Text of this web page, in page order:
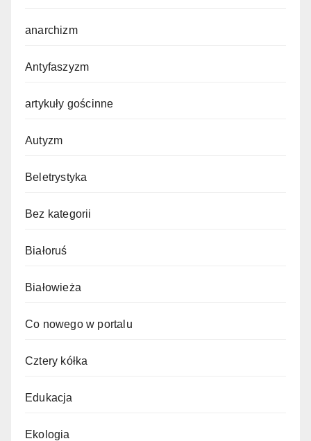
anarchizm
Antyfaszyzm
artykuły gościnne
Autyzm
Beletrystyka
Bez kategorii
Białoruś
Białowieża
Co nowego w portalu
Cztery kółka
Edukacja
Ekologia